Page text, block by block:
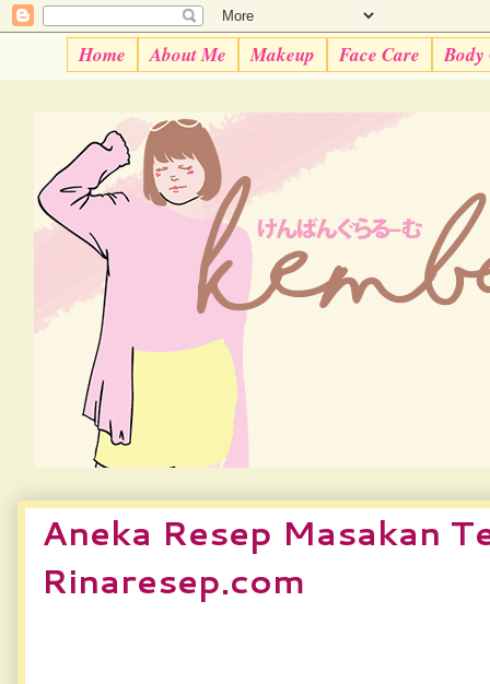
Home About Me Makeup Face Care Body
Aneka Resep Masakan
Rinaresep.com